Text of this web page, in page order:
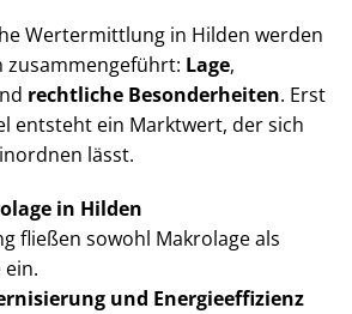
Wertermittlung in Hilden werden
zusammengeführt: Lage,
rechtliche Besonderheiten. Erst
entsteht ein Marktwert, der sich
lässt.
in Hilden
fließen sowohl Makrolage als
und En­er­gie­ef­fi­zi­enz